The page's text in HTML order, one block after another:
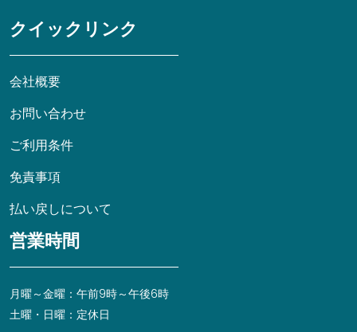
クイックリンク
会社概要
お問い合わせ
ご利用条件
免責事項
払い戻しについて
営業時間
月曜～金曜：午前9時～午後6時
土曜・日曜：定休日